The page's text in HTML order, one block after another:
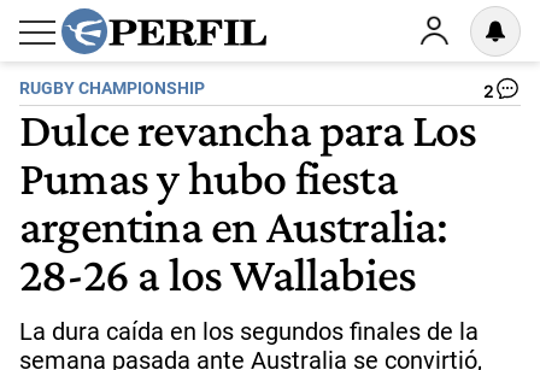
RUGBY CHAMPIONSHIP 2
Dulce revancha para Los
Pumas y hubo fiesta
argentina en Australia:
28-26 a los Wallabies
La dura caída en los segundos finales de la
semana pasada ante Australia se convirtió,